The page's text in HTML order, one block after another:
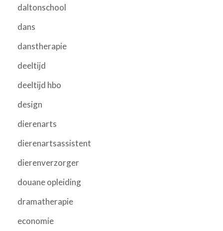
daltonschool
dans
danstherapie
deeltijd
deeltijd hbo
design
dierenarts
dierenartsassistent
dierenverzorger
douane opleiding
dramatherapie
economie